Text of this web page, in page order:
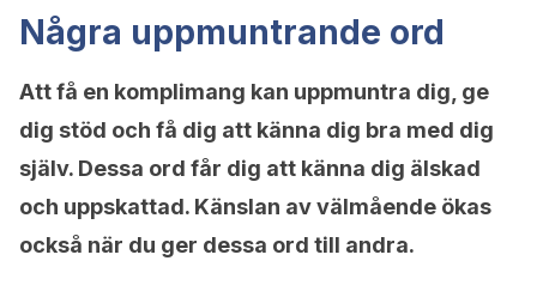
Några uppmuntrande ord
Att få en komplimang kan uppmuntra dig, ge
dig stöd och få dig att känna dig bra med dig
själv. Dessa ord får dig att känna dig älskad
och uppskattad. Känslan av välmående ökas
också när du ger dessa ord till andra.